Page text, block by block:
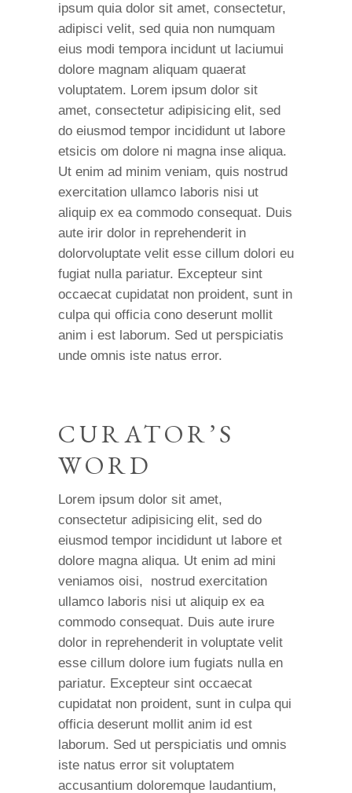
ipsum quia dolor sit amet, consectetur,
adipisci velit, sed quia non numquam
eius modi tempora incidunt ut laciumui
dolore magnam aliquam quaerat
voluptatem. Lorem ipsum dolor sit
amet, consectetur adipisicing elit, sed
do eiusmod tempor incididunt ut labore
etsicis om dolore ni magna inse aliqua.
Ut enim ad minim veniam, quis nostrud
exercitation ullamco laboris nisi ut
aliquip ex ea commodo consequat. Duis
aute irir dolor in reprehenderit in
dolorvoluptate velit esse cillum dolori eu
fugiat nulla pariatur. Excepteur sint
occaecat cupidatat non proident, sunt in
culpa qui officia cono deserunt mollit
anim i est laborum. Sed ut perspiciatis
unde omnis iste natus error.
CURATOR’S
WORD
Lorem ipsum dolor sit amet,
consectetur adipisicing elit, sed do
eiusmod tempor incididunt ut labore et
dolore magna aliqua. Ut enim ad mini
veniamos oisi, nostrud exercitation
ullamco laboris nisi ut aliquip ex ea
commodo consequat. Duis aute irure
dolor in reprehenderit in voluptate velit
esse cillum dolore ium fugiats nulla en
pariatur. Excepteur sint occaecat
cupidatat non proident, sunt in culpa qui
officia deserunt mollit anim id est
laborum. Sed ut perspiciatis und omnis
iste natus error sit voluptatem
accusantium doloremque laudantium,